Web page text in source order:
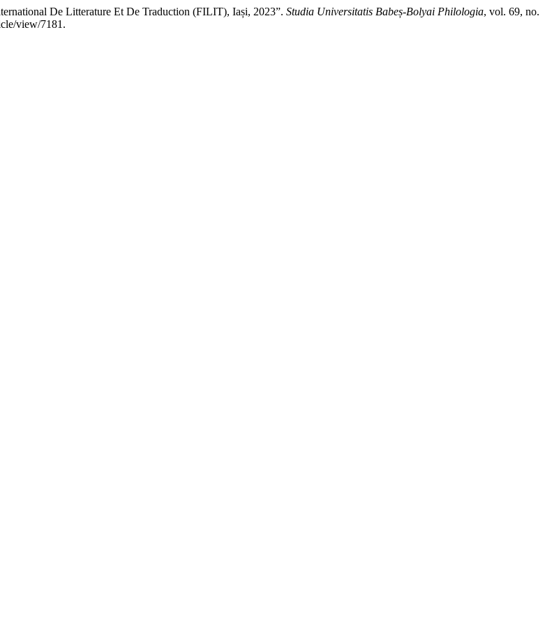
De Litterature Et De Traduction (FILIT), Iași, 2023”. Studia Universitatis Babeș-Bolyai Philologia, vol. 69, no.
view/7181.